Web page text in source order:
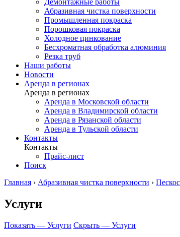
Абразивная чистка поверхности
Промышленная покраска
Порошковая покраска
Холодное цинкование
Бесхроматная обработка алюминия
Резка труб
Наши работы
Новости
Аренда в регионах
Аренда в регионах
Аренда в Московской области
Аренда в Владимирской области
Аренда в Рязанской области
Аренда в Тульской области
Контакты
Контакты
Прайс-лист
Поиск
Главная › Абразивная чистка поверхности ›
Услуги
Показать — Услуги Скрыть — Услуги